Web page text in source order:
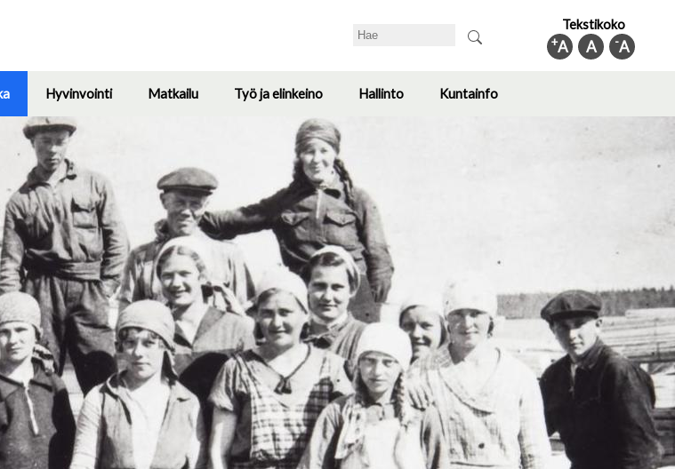
Search Tekstikoko
-A
A
+A
Toggle
submenu
Hyvinvointi
Toggle
Matkailu Työ ja elinkeino
Toggle
Hallinto
Toggle
Kuntainfo